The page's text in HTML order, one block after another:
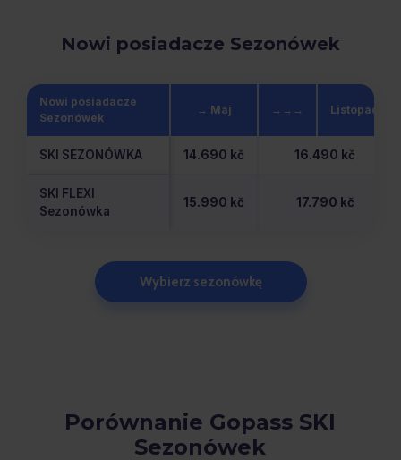
Nowi posiadacze Sezonówek
Nowi posiadacze
Sezonówek
→ Maj →→→ Listopad
SKI SEZONÓWKA 14.690 kč 16.490 kč
SKI FLEXI
Sezonówka
15.990 kč 17.790 kč
Wybierz sezonówkę
Porównanie Gopass SKI
Sezonówek